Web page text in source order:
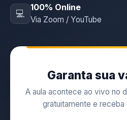
💻
100% Online
Via Zoom / YouTube
Garanta sua
A aula acontece ao vivo no
gratuitamente e receba